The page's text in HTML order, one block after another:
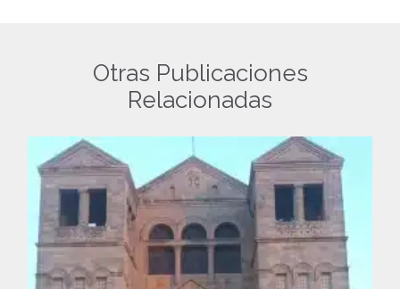
Otras Publicaciones
Relacionadas